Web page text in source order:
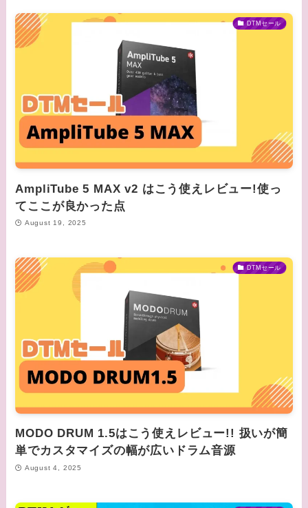
DTMセール
AmpliTube 5 MAX v2 はこう使えレビュー!使っ
てここが良かった点
August 19, 2025
DTMセール
MODO DRUM 1.5はこう使えレビュー!! 扱いが簡
単でカスタマイズの幅が広いドラム音源
August 4, 2025